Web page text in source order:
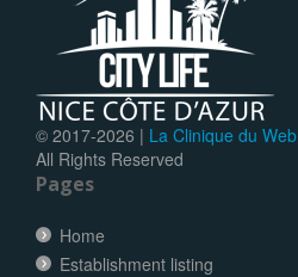
© 2017-2026 | La Clinique du Web
All Rights Reserved
Pages
Home
Establishment listing